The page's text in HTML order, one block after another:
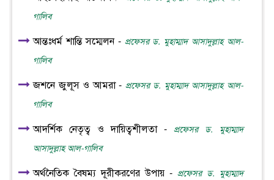
গালিব
আন্তঃধর্ম শান্তি সম্মেলন - প্রফেসর ড. মুহাম্মাদ আসাদুল্লাহ আল-
গালিব
জশনে জুলূস ও আমরা - প্রফেসর ড. মুহাম্মাদ আসাদুল্লাহ আল-
গালিব
আদর্শিক নেতৃত্ব ও দায়িত্বশীলতা - প্রফেসর ড. মুহাম্মাদ
আসাদুল্লাহ আল-গালিব
অর্থনৈতিক বৈষম্য দূরীকরণের উপায় - প্রফেসর ড. মুহাম্মাদ